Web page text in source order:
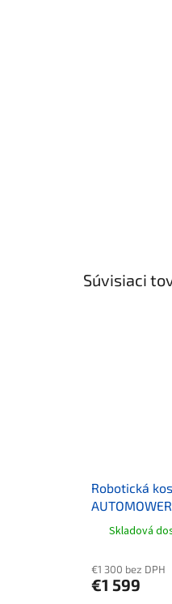
Súvisiaci
Robotická
Skladová
€1 300 bez DPH
€1 599